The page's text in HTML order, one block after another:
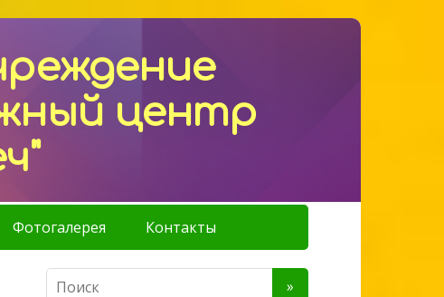
центр
Фотогалерея Контакты